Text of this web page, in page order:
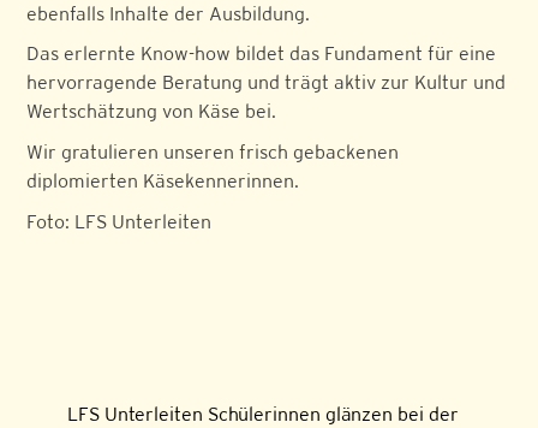
ebenfalls Inhalte der Ausbildung.
Das erlernte Know-how bildet das Fundament für eine
hervorragende Beratung und trägt aktiv zur Kultur und
Wertschätzung von Käse bei.
Wir gratulieren unseren frisch gebackenen
diplomierten Käsekennerinnen.
Foto: LFS Unterleiten
LFS Unterleiten Schülerinnen glänzen bei der